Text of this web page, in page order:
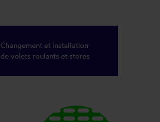
Changement et installation
de volets roulants et stores